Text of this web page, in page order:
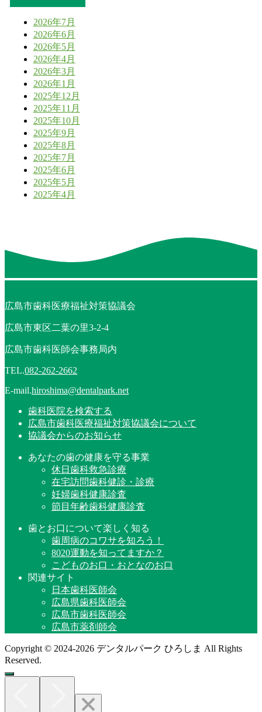
2026年7月
2026年6月
2026年5月
2026年4月
2026年3月
2026年1月
2025年12月
2025年11月
2025年10月
2025年9月
2025年8月
2025年7月
2025年6月
2025年5月
2025年4月
広島市歯科医療福祉対策協議会
広島市東区二葉の里3-2-4
広島市歯科医師会事務局内
TEL.082-262-2662
E-mail.hiroshima@dentalpark.net
歯科医院を検索する
広島市歯科医療福祉対策協議会について
協議会からのお知らせ
あなたの歯の健康を守る事業
休日歯科救急診療
在宅訪問歯科健診・診療
妊婦歯科健康診査
節目年齢歯科健康診査
歯とお口について楽しく知る
歯周病のコワサを知ろう！
8020運動を知ってますか？
こどものお口・おとなのお口
関連サイト
日本歯科医師会
広島県歯科医師会
広島市歯科医師会
広島市薬剤師会
Copyright © 2024-2026 デンタルパーク ひろしま All Rights
Reserved.